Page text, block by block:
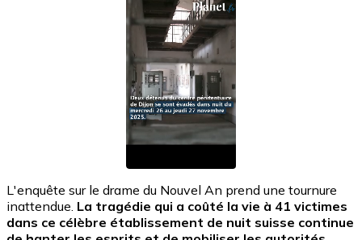
L'enquête sur le drame du Nouvel An prend une tournure
inattendue. La tragédie qui a coûté la vie à 41 victimes
dans ce célèbre établissement de nuit suisse continue